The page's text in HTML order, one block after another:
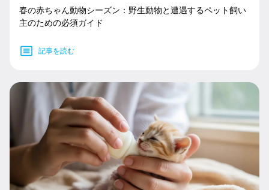
春の赤ちゃん動物シーズン：野生動物と遭遇するペット飼い
主のための必須ガイド
記事を読む